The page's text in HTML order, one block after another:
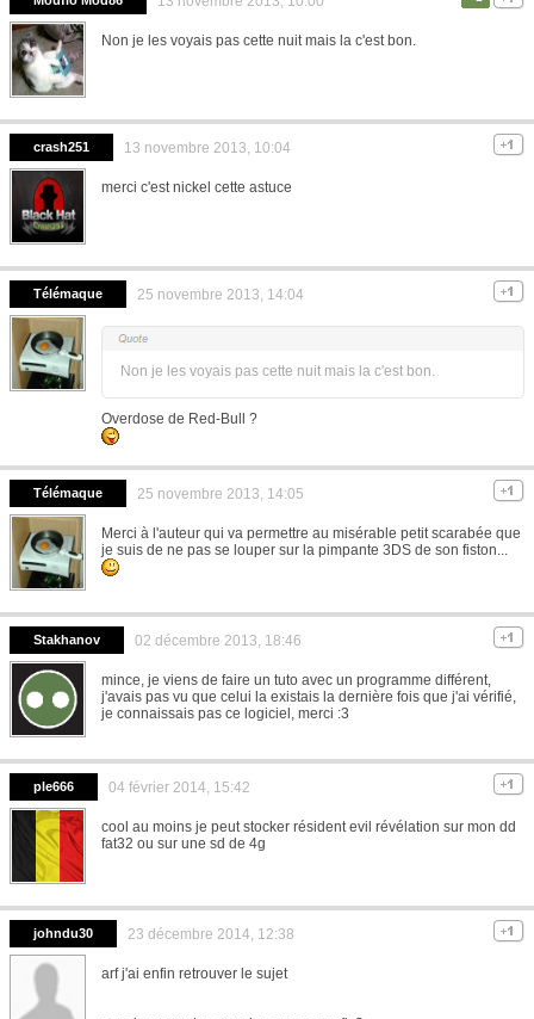
Non je les voyais pas cette nuit mais la c'est bon.
crash251 13 novembre 2013, 10:04
merci c'est nickel cette astuce
Télémaque 25 novembre 2013, 14:04
Non je les voyais pas cette nuit mais la c'est bon.
Overdose de Red-Bull ?
Télémaque 25 novembre 2013, 14:05
Merci à l'auteur qui va permettre au misérable petit scarabée que
je suis de ne pas se louper sur la pimpante 3DS de son fiston...
Stakhanov 02 décembre 2013, 18:46
mince, je viens de faire un tuto avec un programme différent,
j'avais pas vu que celui la existais la dernière fois que j'ai vérifié,
je connaissais pas ce logiciel, merci :3
ple666 04 février 2014, 15:42
cool au moins je peut stocker résident evil révélation sur mon dd
fat32 ou sur une sd de 4g
johndu30 23 décembre 2014, 12:38
arf j'ai enfin retrouver le sujet